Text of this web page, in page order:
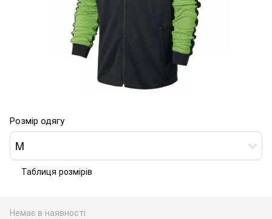
Розмір одягу
M
Таблиця розмірів
Немає в наявності